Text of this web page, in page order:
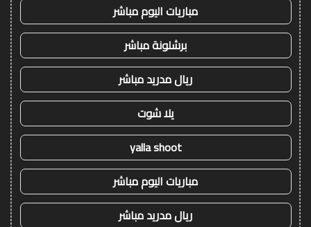
مباريات اليوم مباشر
برشلونة مباشر
ريال مدريد مباشر
يلا شوت
yalla shoot
مباريات اليوم مباشر
ريال مدريد مباشر